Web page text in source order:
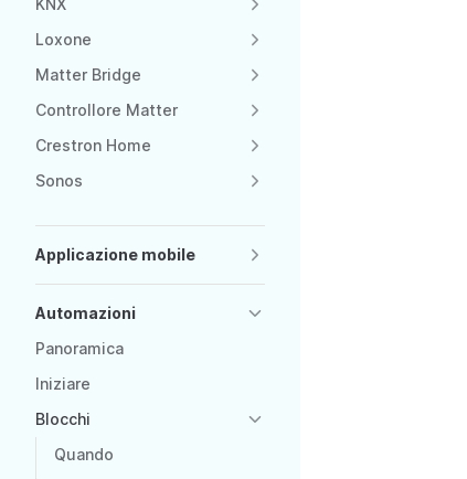
KNX
Loxone
Matter Bridge
Controllore Matter
Crestron Home
Sonos
Applicazione mobile
Automazioni
Panoramica
Iniziare
Blocchi
Quando